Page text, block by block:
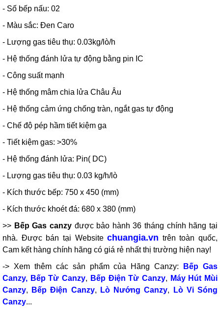
- Số bếp nấu: 02
- Màu sắc: Đen Caro
- Lượng gas tiêu thụ: 0.03kg/lò/h
- Hệ thống đánh lửa tự động bằng pin IC
- Công suất mạnh
- Hệ thống mâm chia lửa Châu Âu
- Hệ thống cảm ứng chống tràn, ngắt gas tự động
- Chế độ pép hầm tiết kiệm ga
- Tiết kiệm gas: >30%
- Hệ thống đánh lửa: Pin( DC)
- Lượng gas tiêu thụ: 0.03 kg/h/lò
- Kích thước bếp: 750 x 450 (mm)
- Kích thước khoét đá: 680 x 380 (mm)
>> Bếp Gas canzyđược bảo hành 36 tháng chính hãng tại
nhà. Được bán tại Websitechuangia.vn trên toàn quốc,
Cam kết hàng chính hãng có giá rẻ nhất thị trường hiện nay!
-> Xem thêm các sản phẩm của Hãng Canzy:
Bếp Gas
Canzy, Bếp Từ Canzy, Bếp Điện Từ Canzy, Máy Hút Mùi
Canzy, Bếp Điện Canzy, Lò Nướng Canzy,
Lò Vi Sóng
Canzy...